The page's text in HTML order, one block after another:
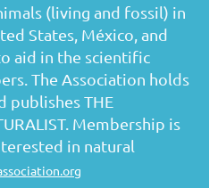
(living and fossil) in
States, México, and
aid in the scientific
The Association holds
publishes THE
Membership is
in natural